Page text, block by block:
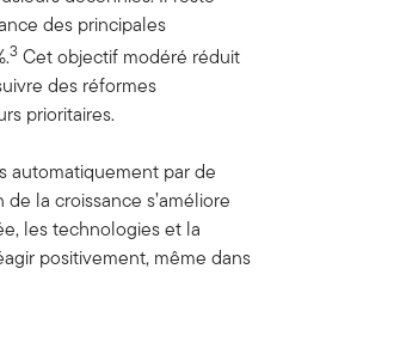
des principales
3 Cet objectif modéré réduit
des réformes
prioritaires.
automatiquement par de
la croissance s’améliore
les technologies et la
positivement, même dans